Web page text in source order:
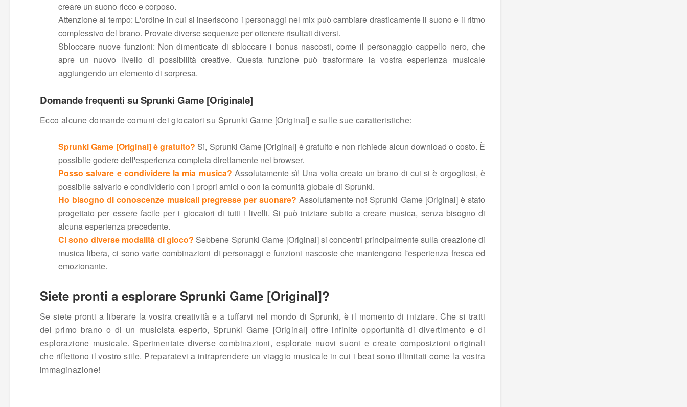
creare un suono ricco e corposo.
Attenzione al tempo: L'ordine in cui si inseriscono i personaggi nel mix può cambiare drasticamente il suono e il ritmo
complessivo del brano. Provate diverse sequenze per ottenere risultati diversi.
Sbloccare nuove funzioni: Non dimenticate di sbloccare i bonus nascosti, come il personaggio cappello nero, che
apre un nuovo livello di possibilità creative. Questa funzione può trasformare la vostra esperienza musicale
aggiungendo un elemento di sorpresa.
Domande frequenti su Sprunki Game [Originale]
Ecco alcune domande comuni dei giocatori su Sprunki Game [Original] e sulle sue caratteristiche:
Sprunki Game [Original] è gratuito? Sì, Sprunki Game [Original] è gratuito e non richiede alcun download o costo. È
possibile godere dell'esperienza completa direttamente nel browser.
Posso salvare e condividere la mia musica? Assolutamente sì! Una volta creato un brano di cui si è orgogliosi, è
possibile salvarlo e condividerlo con i propri amici o con la comunità globale di Sprunki.
Ho bisogno di conoscenze musicali pregresse per suonare? Assolutamente no! Sprunki Game [Original] è stato
progettato per essere facile per i giocatori di tutti i livelli. Si può iniziare subito a creare musica, senza bisogno di
alcuna esperienza precedente.
Ci sono diverse modalità di gioco? Sebbene Sprunki Game [Original] si concentri principalmente sulla creazione di
musica libera, ci sono varie combinazioni di personaggi e funzioni nascoste che mantengono l'esperienza fresca ed
emozionante.
Siete pronti a esplorare Sprunki Game [Original]?
Se siete pronti a liberare la vostra creatività e a tuffarvi nel mondo di Sprunki, è il momento di iniziare. Che si tratti
del primo brano o di un musicista esperto, Sprunki Game [Original] offre infinite opportunità di divertimento e di
esplorazione musicale. Sperimentate diverse combinazioni, esplorate nuovi suoni e create composizioni originali
che riflettono il vostro stile. Preparatevi a intraprendere un viaggio musicale in cui i beat sono illimitati come la vostra
immaginazione!